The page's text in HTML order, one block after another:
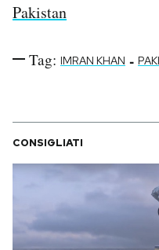
Pakistan
Tag: IMRAN KHAN -
CONSIGLIATI